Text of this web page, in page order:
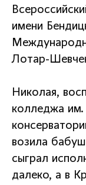
имени
Лотар-
Николая,
колледжа им.
возила
сыграл
далеко, а в